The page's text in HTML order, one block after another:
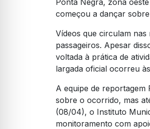
começou a dançar
Vídeos que circulam
passageiros. Apesar
voltada à prática de
largada oficial ocorreu
A equipe de reportagem
sobre o ocorrido, mas
(08/04), o Instituto
monitoramento com